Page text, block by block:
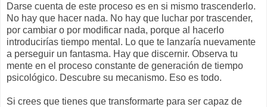
Darse cuenta de este proceso es en si mismo trascenderlo.
No hay que hacer nada. No hay que luchar por trascender,
por cambiar o por modificar nada, porque al hacerlo
introducirías tiempo mental. Lo que te lanzaría nuevamente
a perseguir un fantasma. Hay que discernir. Observa tu
mente en el proceso constante de generación de tiempo
psicológico. Descubre su mecanismo. Eso es todo.
Si crees que tienes que transformarte para ser capaz de